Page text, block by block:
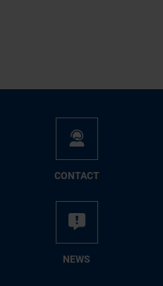
CON­TA­CT
NEWS